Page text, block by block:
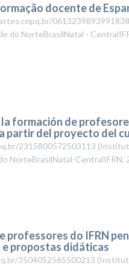
docente de
0613239893991838
do NorteBrasilNatal -
formación de
partir del proyecto del
2315800572503113 (
NorteBrasilNatal-CentralIFRN,
do IFRN
e propostas didáticas
3504052565500213 (